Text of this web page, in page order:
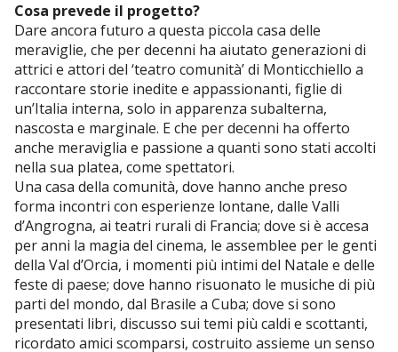
Cosa prevede il progetto?
Dare ancora futuro a questa piccola casa delle
meraviglie, che per decenni ha aiutato generazioni di
attrici e attori del ‘teatro comunità’ di Monticchiello a
raccontare storie inedite e appassionanti, figlie di
un’Italia interna, solo in apparenza subalterna,
nascosta e marginale. E che per decenni ha offerto
anche meraviglia e passione a quanti sono stati accolti
nella sua platea, come spettatori.
Una casa della comunità, dove hanno anche preso
forma incontri con esperienze lontane, dalle Valli
d’Angrogna, ai teatri rurali di Francia; dove si è accesa
per anni la magia del cinema, le assemblee per le genti
della Val d’Orcia, i momenti più intimi del Natale e delle
feste di paese; dove hanno risuonato le musiche di più
parti del mondo, dal Brasile a Cuba; dove si sono
presentati libri, discusso sui temi più caldi e scottanti,
ricordato amici scomparsi, costruito assieme un senso